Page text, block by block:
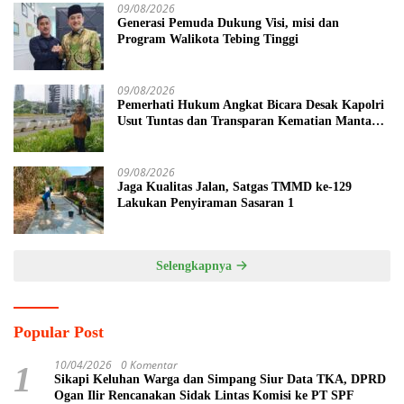
09/08/2026
Generasi Pemuda Dukung Visi, misi dan
Program Walikota Tebing Tinggi
09/08/2026
Pemerhati Hukum Angkat Bicara Desak Kapolri
Usut Tuntas dan Transparan Kematian Mantan
09/08/2026
Jaga Kualitas Jalan, Satgas TMMD ke-129
Lakukan Penyiraman Sasaran 1
Selengkapnya
Popular Post
1 10/04/2026 0 Komentar
Sikapi Keluhan Warga dan Simpang Siur Data TKA, DPRD
Ogan Ilir Rencanakan Sidak Lintas Komisi ke PT SPF